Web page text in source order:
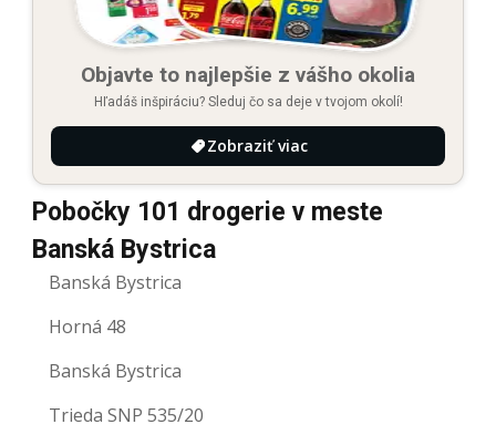
Objavte to najlepšie z vášho okolia
Hľadáš inšpiráciu? Sleduj čo sa deje v tvojom okolí!
Zobraziť viac
Pobočky 101 drogerie v meste
Banská Bystrica
Banská Bystrica
Horná 48
Banská Bystrica
Trieda SNP 535/20